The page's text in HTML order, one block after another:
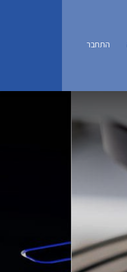
התחבר